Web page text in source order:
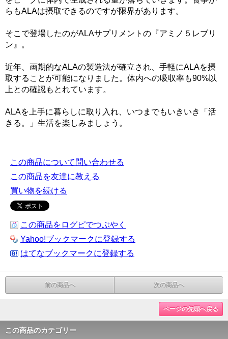
らもALAは摂取できるのですが限界があります。
そこで登場したのがALAサプリメントの『アミノ５レブリ
ン』。
近年、画期的なALAの製造法が確立され、手軽にALAを摂
取することが可能になりました。体内への吸収率も90%以
上との確認もとれています。
ALAを上手に暮らしに取り入れ、いつまでもいきいき「活
きる。」生活を楽しみましょう。
この商品について問い合わせる
この商品を友達に教える
買い物を続ける
この商品をログピでつぶやく
Yahoo!ブックマークに登録する
はてなブックマークに登録する
前の商品へ 次の商品へ
ページの先頭へ戻る
この商品のカテゴリー